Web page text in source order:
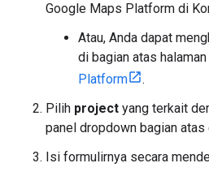
Google Maps Platform di
Atau, Anda dapat
di bagian atas halaman
Platform
.
Pilih project yang terkait
panel dropdown bagian atas
Isi formulirnya secara